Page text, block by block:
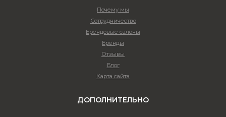
Почему мы
Сотрудничество
Брендовые салоны
Бренды
Отзывы
Блог
Карта сайта
ДОПОЛНИТЕЛЬНО